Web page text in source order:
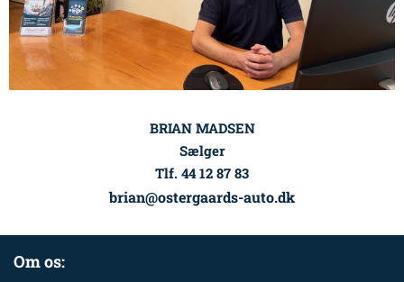
BRIAN MADSEN
Sælger
Tlf. 44 12 87 83
brian@ostergaards-auto.dk
Om os: